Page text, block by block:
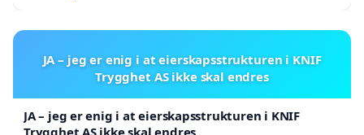
JA – jeg er enig i at eierskapsstrukturen i KNIF
Trygghet AS ikke skal endres
JA – jeg er enig i at eierskapsstrukturen i KNIF
Trygghet AS ikke skal endres